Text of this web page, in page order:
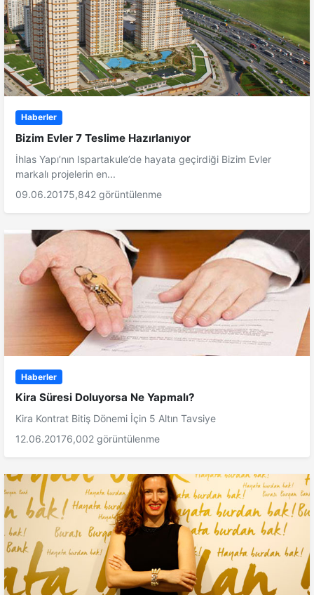
Haberler
Bizim Evler 7 Teslime Hazırlanıyor
İhlas Yapı’nın Ispartakule’de hayata geçirdiği Bizim Evler
markalı projelerin en...
09.06.20175,842 görüntülenme
Haberler
Kira Süresi Doluyorsa Ne Yapmalı?
Kira Kontrat Bitiş Dönemi İçin 5 Altın Tavsiye
12.06.20176,002 görüntülenme